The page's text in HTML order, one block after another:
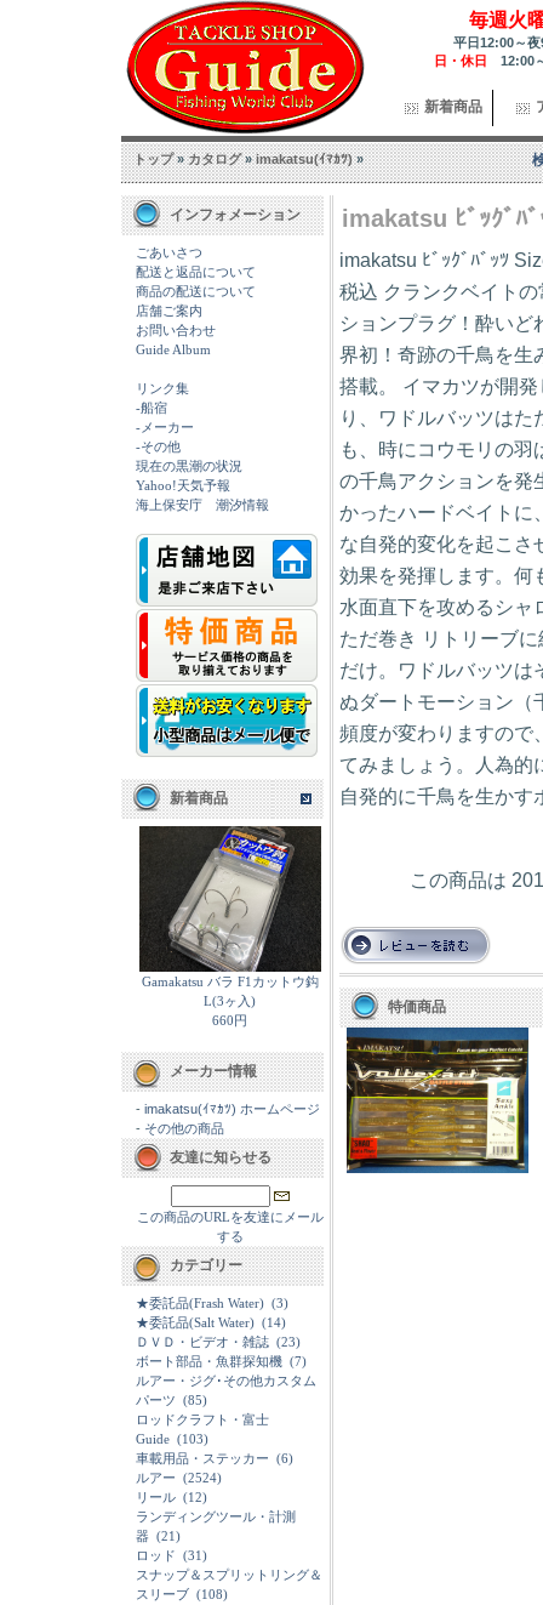
毎週火
平日12:00～
日・休日 12:00
新着商品
トップ»カタログ»imakatsu(ｲﾏｶﾂ)»
インフォメーション
ごあいさつ
配送と返品について
商品の配送について
店舗ご案内
お問い合わせ
Guide Album
リンク集
-船宿
-メーカー
-その他
現在の黒潮の状況
Yahoo!天気予報
海上保安庁 潮汐情報
新着商品
Gamakatsu バラ F1カットウ鈎
L(3ヶ入)
660円
メーカー情報
- imakatsu(ｲﾏｶﾂ) ホームページ
- その他の商品
友達に知らせる
この商品のURLを友達にメール
する
カテゴリー
★委託品(Frash Water) (3)
★委託品(Salt Water) (14)
ＤＶＤ・ビデオ・雑誌 (23)
ボート部品・魚群探知機 (7)
ルアー・ジグ･その他カスタム
パーツ (85)
ロッドクラフト・富士
Guide (103)
車載用品・ステッカー (6)
ルアー (2524)
リール (12)
ランディングツール・計測
器 (21)
ロッド (31)
スナップ＆スプリットリング＆
スリーブ (108)
imakatsu ﾋﾞｯｸﾞﾊ
imakatsu ﾋﾞｯｸﾞﾊﾞｯﾂ
税込 クランクベイト
ションプラグ！酔いど
界初！奇跡の千鳥を生
搭載。 イマカツが開
り、ワドルバッツは
も、時にコウモリの
の千鳥アクションを発
かったハードベイトに
な自発的変化を起こさ
効果を発揮します。何
水面直下を攻めるシャ
ただ巻き リトリーブ
だけ。ワドルバッツは
ぬダートモーション（
頻度が変わりますので
てみましょう。人為的
自発的に千鳥を生かす
この商品は
特価商品